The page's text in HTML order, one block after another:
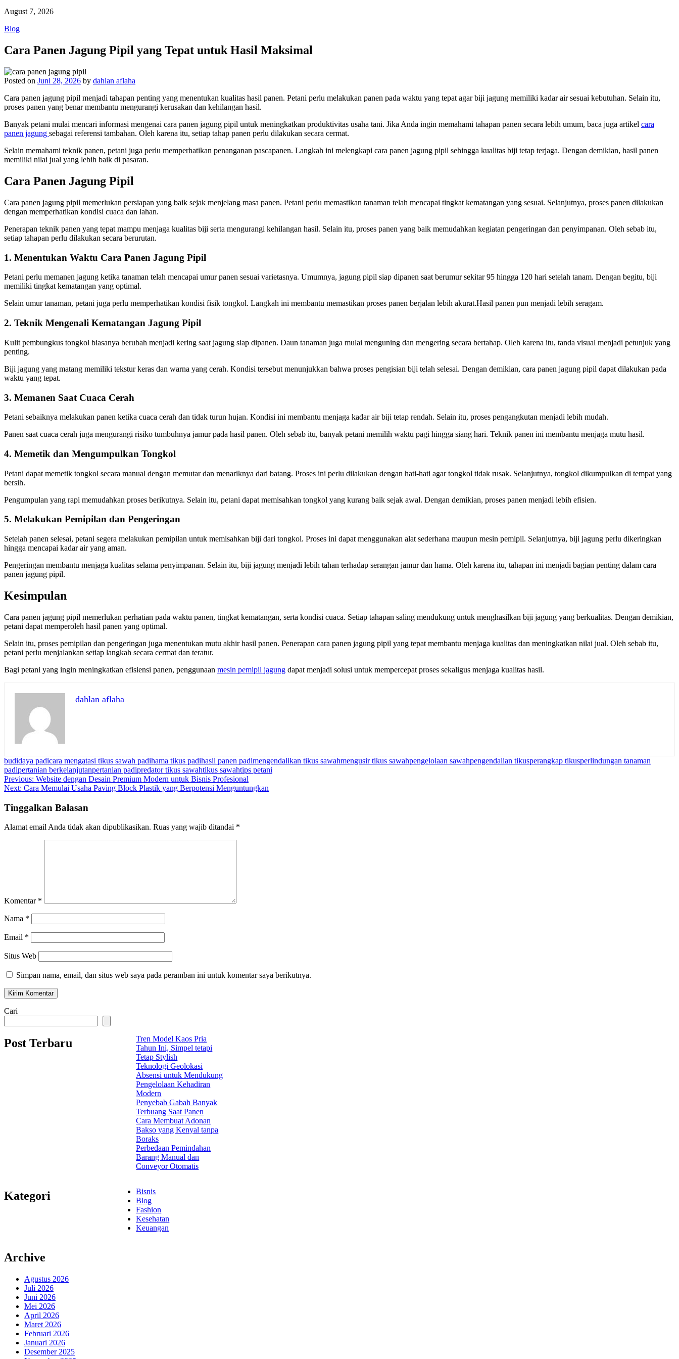
August 7, 2026
Blog
Cara Panen Jagung Pipil yang Tepat untuk Hasil Maksimal
Posted on Juni 28, 2026 by dahlan aflaha
Cara panen jagung pipil menjadi tahapan penting yang menentukan kualitas hasil panen. Petani perlu melakukan panen pada waktu yang tepat agar biji jagung memiliki kadar air sesuai kebutuhan. Selain itu,
proses panen yang benar membantu mengurangi kerusakan dan kehilangan hasil.
Banyak petani mulai mencari informasi mengenai cara panen jagung pipil untuk meningkatkan produktivitas usaha tani. Jika Anda ingin memahami tahapan panen secara lebih umum, baca juga artikel cara
panen jagung sebagai referensi tambahan. Oleh karena itu, setiap tahap panen perlu dilakukan secara cermat.
Selain memahami teknik panen, petani juga perlu memperhatikan penanganan pascapanen. Langkah ini melengkapi cara panen jagung pipil sehingga kualitas biji tetap terjaga. Dengan demikian, hasil panen
memiliki nilai jual yang lebih baik di pasaran.
Cara Panen Jagung Pipil
Cara panen jagung pipil memerlukan persiapan yang baik sejak menjelang masa panen. Petani perlu memastikan tanaman telah mencapai tingkat kematangan yang sesuai. Selanjutnya, proses panen dilakukan
dengan memperhatikan kondisi cuaca dan lahan.
Penerapan teknik panen yang tepat mampu menjaga kualitas biji serta mengurangi kehilangan hasil. Selain itu, proses panen yang baik memudahkan kegiatan pengeringan dan penyimpanan. Oleh sebab itu,
setiap tahapan perlu dilakukan secara berurutan.
1. Menentukan Waktu Cara Panen Jagung Pipil
Petani perlu memanen jagung ketika tanaman telah mencapai umur panen sesuai varietasnya. Umumnya, jagung pipil siap dipanen saat berumur sekitar 95 hingga 120 hari setelah tanam. Dengan begitu, biji
memiliki tingkat kematangan yang optimal.
Selain umur tanaman, petani juga perlu memperhatikan kondisi fisik tongkol. Langkah ini membantu memastikan proses panen berjalan lebih akurat.Hasil panen pun menjadi lebih seragam.
2. Teknik Mengenali Kematangan Jagung Pipil
Kulit pembungkus tongkol biasanya berubah menjadi kering saat jagung siap dipanen. Daun tanaman juga mulai menguning dan mengering secara bertahap. Oleh karena itu, tanda visual menjadi petunjuk yang
penting.
Biji jagung yang matang memiliki tekstur keras dan warna yang cerah. Kondisi tersebut menunjukkan bahwa proses pengisian biji telah selesai. Dengan demikian, cara panen jagung pipil dapat dilakukan pada
waktu yang tepat.
3. Memanen Saat Cuaca Cerah
Petani sebaiknya melakukan panen ketika cuaca cerah dan tidak turun hujan. Kondisi ini membantu menjaga kadar air biji tetap rendah. Selain itu, proses pengangkutan menjadi lebih mudah.
Panen saat cuaca cerah juga mengurangi risiko tumbuhnya jamur pada hasil panen. Oleh sebab itu, banyak petani memilih waktu pagi hingga siang hari. Teknik panen ini membantu menjaga mutu hasil.
4. Memetik dan Mengumpulkan Tongkol
Petani dapat memetik tongkol secara manual dengan memutar dan menariknya dari batang. Proses ini perlu dilakukan dengan hati-hati agar tongkol tidak rusak. Selanjutnya, tongkol dikumpulkan di tempat yang
bersih.
Pengumpulan yang rapi memudahkan proses berikutnya. Selain itu, petani dapat memisahkan tongkol yang kurang baik sejak awal. Dengan demikian, proses panen menjadi lebih efisien.
5. Melakukan Pemipilan dan Pengeringan
Setelah panen selesai, petani segera melakukan pemipilan untuk memisahkan biji dari tongkol. Proses ini dapat menggunakan alat sederhana maupun mesin pemipil. Selanjutnya, biji jagung perlu dikeringkan
hingga mencapai kadar air yang aman.
Pengeringan membantu menjaga kualitas selama penyimpanan. Selain itu, biji jagung menjadi lebih tahan terhadap serangan jamur dan hama. Oleh karena itu, tahapan ini menjadi bagian penting dalam cara
panen jagung pipil.
Kesimpulan
Cara panen jagung pipil memerlukan perhatian pada waktu panen, tingkat kematangan, serta kondisi cuaca. Setiap tahapan saling mendukung untuk menghasilkan biji jagung yang berkualitas. Dengan demikian,
petani dapat memperoleh hasil panen yang optimal.
Selain itu, proses pemipilan dan pengeringan juga menentukan mutu akhir hasil panen. Penerapan cara panen jagung pipil yang tepat membantu menjaga kualitas dan meningkatkan nilai jual. Oleh sebab itu,
petani perlu menjalankan setiap langkah secara cermat dan teratur.
Bagi petani yang ingin meningkatkan efisiensi panen, penggunaan mesin pemipil jagung dapat menjadi solusi untuk mempercepat proses sekaligus menjaga kualitas hasil.
dahlan aflaha
budidaya padicara mengatasi tikus sawah padihama tikus padihasil panen padimengendalikan tikus sawahmengusir tikus sawahpengelolaan sawahpengendalian tikusperangkap tikusperlindungan tanaman
padipertanian berkelanjutanpertanian padipredator tikus sawahtikus sawahtips petani
Navigasi
pos
Previous: Website dengan Desain Premium Modern untuk Bisnis Profesional
Next: Cara Memulai Usaha Paving Block Plastik yang Berpotensi Menguntungkan
Tinggalkan Balasan
Alamat email Anda tidak akan dipublikasikan. Ruas yang wajib ditandai *
Komentar *
Nama *
Email *
Situs Web
Simpan nama, email, dan situs web saya pada peramban ini untuk komentar saya berikutnya.
Cari
Post Terbaru
Tren Model Kaos Pria
Tahun Ini, Simpel tetapi
Tetap Stylish
Teknologi Geolokasi
Absensi untuk Mendukung
Pengelolaan Kehadiran
Modern
Penyebab Gabah Banyak
Terbuang Saat Panen
Cara Membuat Adonan
Bakso yang Kenyal tanpa
Boraks
Perbedaan Pemindahan
Barang Manual dan
Conveyor Otomatis
Kategori
Bisnis
Blog
Fashion
Kesehatan
Keuangan
Archive
Agustus 2026
Juli 2026
Juni 2026
Mei 2026
April 2026
Maret 2026
Februari 2026
Januari 2026
Desember 2025